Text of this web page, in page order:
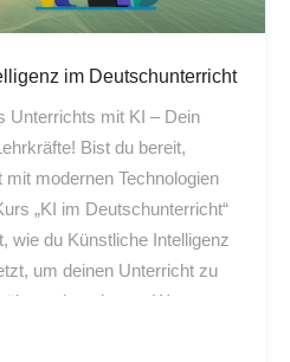
im Deutschunterricht
Unterrichts mit KI – Dein
Bist du bereit,
modernen Technologien
„KI im Deutschunterricht“
wie du Künstliche Intelligenz
um deinen Unterricht zu
zu begeistern. Warum